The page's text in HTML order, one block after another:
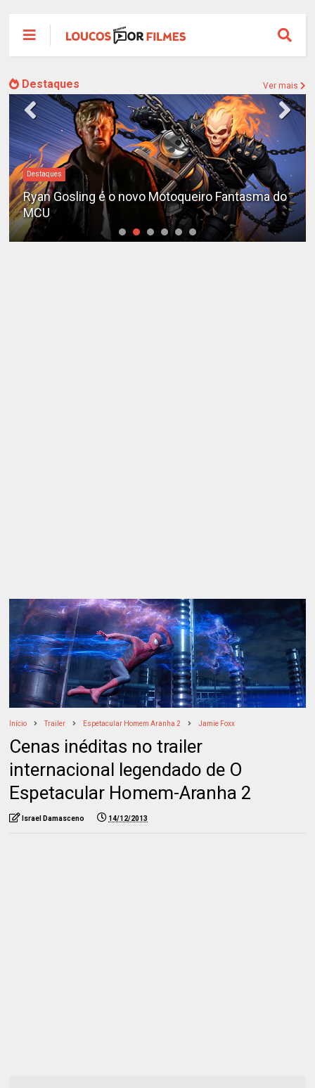
Destaques Ver mais
Destaques
Ryan Gosling é o novo Motoqueiro Fantasma do
MCU
Início Trailer Espetacular Homem Aranha 2 Jamie Foxx
Cenas inéditas no trailer
internacional legendado de O
Espetacular Homem-Aranha 2
Israel Damasceno 14/12/2013